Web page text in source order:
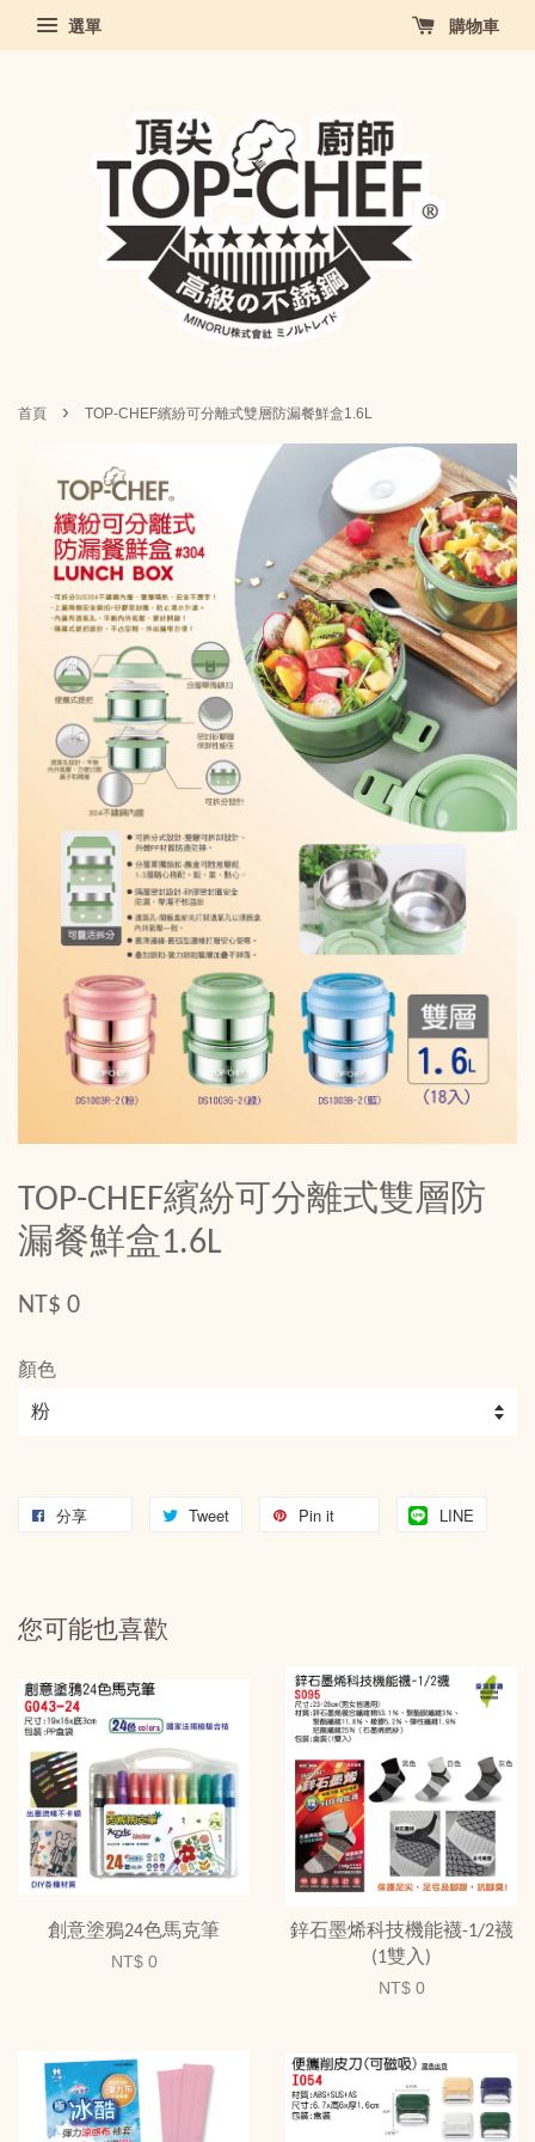
選單 購物車
首頁 › TOP-CHEF繽紛可分離式雙層防漏餐鮮盒1.6L
TOP-CHEF繽紛可分離式雙層防
漏餐鮮盒1.6L
NT$ 0
顏色
分享 Tweet Pin it LINE
您可能也喜歡
創意塗鴉24色馬克筆
NT$ 0
鋅石墨烯科技機能襪-1/2襪
(1雙入)
NT$ 0